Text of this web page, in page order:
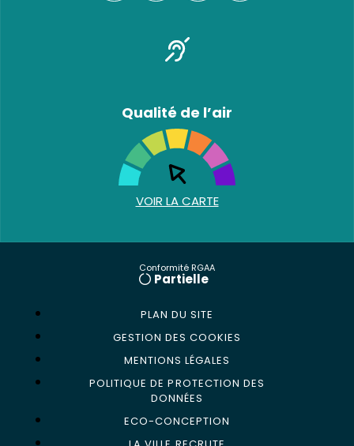
Qualité de l’air
VOIR LA CARTE
Conformité RGAA
Partielle
PLAN DU SITE
GESTION DES COOKIES
MENTIONS LÉGALES
POLITIQUE DE PROTECTION DES
DONNÉES
ECO-CONCEPTION